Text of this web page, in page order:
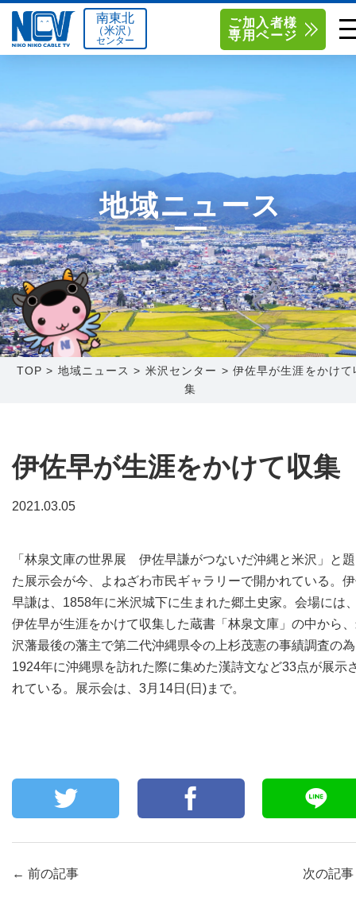
南東北センター（福島）
函館センター 0138-34-2525
新潟センター 025-210-1200
単品料金
お得なセットプラン
料金シミュレーション
サポート
Q&A
センター情報
〒992-0044
山形県米沢市春日四丁目2-75
0238-24-2525
営業時間 9:00～18:00
南東北センター(福島)
〒960-8252
福島県福島市御山字一本松17-1-
1
0120-173-577
営業時間 9:15～18:00
北海道函館市桔梗町379-31
0138-34-2525
営業時間 9:00～18:00
新潟県新潟市西区山田2310-39
025-210-1200
営業時間 9:00～18:00
南東北
（米沢）
センター
ご加入者様
専用ページ
地域ニュース
TOP > 地域ニュース > 米沢センター > 伊佐早が生涯をかけて
集
伊佐早が生涯をかけて収集
2021.03.05
「林泉文庫の世界展 伊佐早謙がつないだ沖縄と米沢」と
た展示会が今、よねざわ市民ギャラリーで開かれている。
早謙は、1858年に米沢城下に生まれた郷土史家。会場には
伊佐早が生涯をかけて収集した蔵書「林泉文庫」の中から
沢藩最後の藩主で第二代沖縄県令の上杉茂憲の事績調査の
1924年に沖縄県を訪れた際に集めた漢詩文など33点が展示
れている。展示会は、3月14日(日)まで。
← 前の記事 次の記事